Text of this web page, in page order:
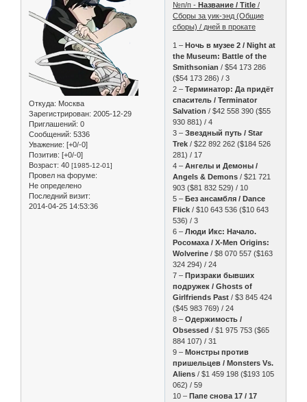
Откуда: Москва
Зарегистрирован: 2005-12-29
Приглашений: 0
Сообщений: 5336
Уважение: [+0/-0]
Позитив: [+0/-0]
Возраст: 40 [1985-12-01]
Провел на форуме:
Не определено
Последний визит:
2014-04-25 14:53:36
№п/п - Название / Title /
Сборы за уик-энд (Общие
сборы) / дней в прокате
1 – Ночь в музее 2 / Night at
the Museum: Battle of the
Smithsonian / $54 173 286
($54 173 286) / 3
2 –Терминатор: Да придёт
спаситель / Terminator
Salvation / $42 558 390 ($55
930 881) / 4
3 –Звездный путь / Star
Trek / $22 892 262 ($184 526
281) / 17
4 –Ангелы и Демоны /
Angels & Demons / $21 721
903 ($81 832 529) / 10
5 – Без ансамбля / Dance
Flick / $10 643 536 ($10 643
536) / 3
6 –Люди Икс: Начало.
Росомаха / X-Men Origins:
Wolverine / $8 070 557 ($163
324 294) / 24
7 – Призраки бывших
подружек / Ghosts of
Girlfriends Past / $3 845 424
($45 983 769) / 24
8 –Одержимость /
Obsessed / $1 975 753 ($65
884 107) / 31
9 – Монстры против
пришельцев / Monsters Vs.
Aliens / $1 459 198 ($193 105
062) / 59
10 – Папе снова 17 / 17